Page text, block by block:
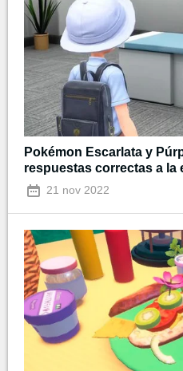
Pokémon Escarlata y
respuestas correctas a la
21 nov 2022